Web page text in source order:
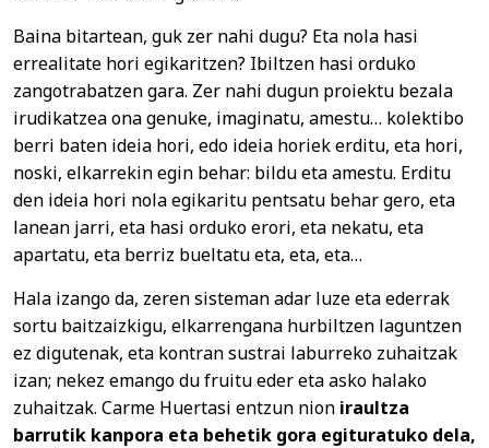
Baina bitartean, guk zer nahi dugu? Eta nola hasi
errealitate hori egikaritzen? Ibiltzen hasi orduko
zangotrabatzen gara. Zer nahi dugun proiektu bezala
irudikatzea ona genuke, imaginatu, amestu… kolektibo
berri baten ideia hori, edo ideia horiek erditu, eta hori,
noski, elkarrekin egin behar: bildu eta amestu. Erditu
den ideia hori nola egikaritu pentsatu behar gero, eta
lanean jarri, eta hasi orduko erori, eta nekatu, eta
apartatu, eta berriz bueltatu eta, eta, eta…
Hala izango da, zeren sisteman adar luze eta ederrak
sortu baitzaizkigu, elkarrengana hurbiltzen laguntzen
ez digutenak, eta kontran sustrai laburreko zuhaitzak
izan; nekez emango du fruitu eder eta asko halako
zuhaitzak. Carme Huertasi entzun nion iraultza
barrutik kanpora eta behetik gora egituratuko dela,